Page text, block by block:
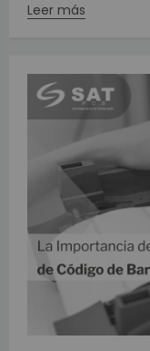
Leer más